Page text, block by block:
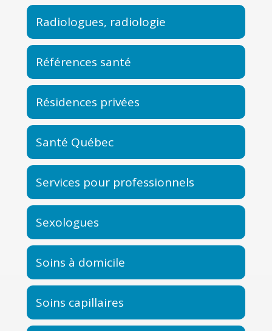
Radiologues, radiologie
Références santé
Résidences privées
Santé Québec
Services pour professionnels
Sexologues
Soins à domicile
Soins capillaires